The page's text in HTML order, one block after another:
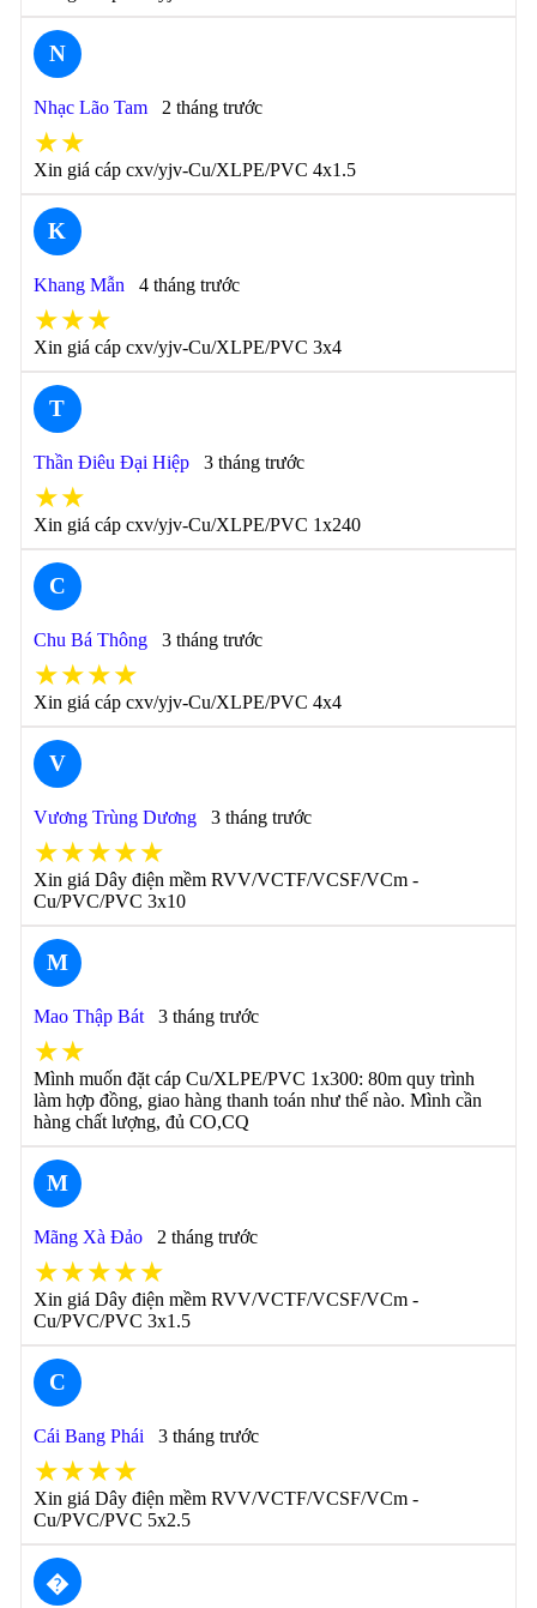
N
Nhạc Lão Tam 2 tháng trước
★★
Xin giá cáp cxv/yjv-Cu/XLPE/PVC 4x1.5
K
Khang Mẫn 4 tháng trước
★★★
Xin giá cáp cxv/yjv-Cu/XLPE/PVC 3x4
T
Thần Điêu Đại Hiệp 3 tháng trước
★★
Xin giá cáp cxv/yjv-Cu/XLPE/PVC 1x240
C
Chu Bá Thông 3 tháng trước
★★★★
Xin giá cáp cxv/yjv-Cu/XLPE/PVC 4x4
V
Vương Trùng Dương 3 tháng trước
★★★★★
Xin giá Dây điện mềm RVV/VCTF/VCSF/VCm -
Cu/PVC/PVC 3x10
M
Mao Thập Bát 3 tháng trước
★★
Mình muốn đặt cáp Cu/XLPE/PVC 1x300: 80m quy trình
làm hợp đồng, giao hàng thanh toán như thế nào. Mình cần
hàng chất lượng, đủ CO,CQ
M
Mãng Xà Đảo 2 tháng trước
★★★★★
Xin giá Dây điện mềm RVV/VCTF/VCSF/VCm -
Cu/PVC/PVC 3x1.5
C
Cái Bang Phái 3 tháng trước
★★★★
Xin giá Dây điện mềm RVV/VCTF/VCSF/VCm -
Cu/PVC/PVC 5x2.5
�